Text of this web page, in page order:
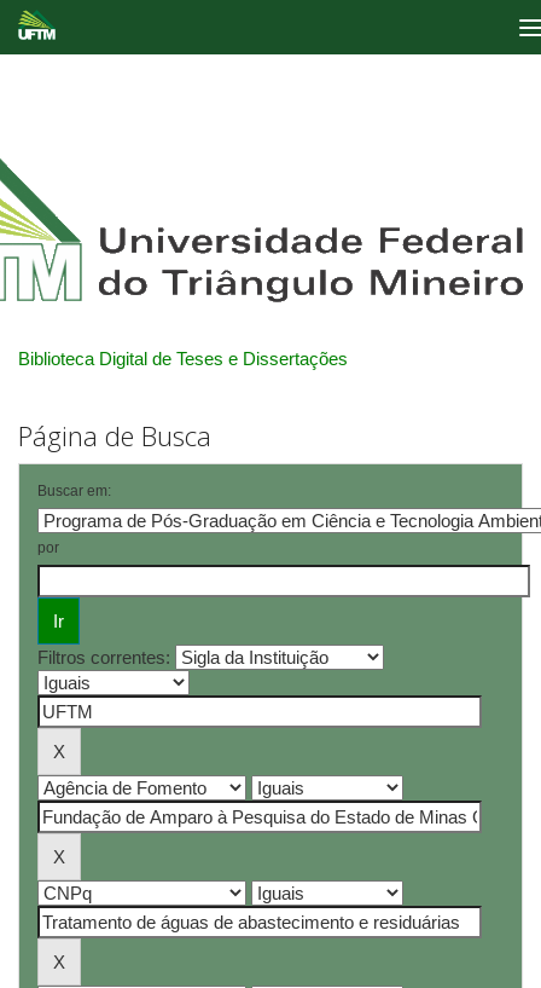
Biblioteca Digital de Teses e Dissertações
Página de Busca
Buscar em:
por
Filtros correntes: